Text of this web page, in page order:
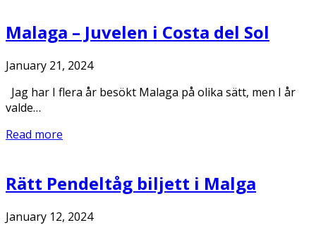
Malaga – Juvelen i Costa del Sol
January 21, 2024
Jag har I flera år besökt Malaga på olika sätt, men I år
valde…
Read more
Rätt Pendeltåg biljett i Malga
January 12, 2024